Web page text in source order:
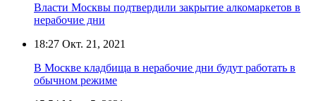
Власти Москвы подтвердили закрытие алкомаркетов в
нерабочие дни
18:27 Окт. 21, 2021
В Москве кладбища в нерабочие дни будут работать в
обычном режиме